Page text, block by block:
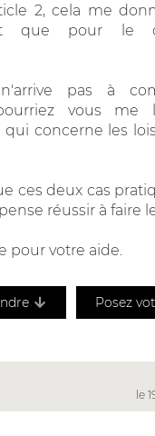
2, cela me
que pour le
pas à
vous me
concerne les
ces deux cas
réussir à faire
pour votre aide.
Posez
le